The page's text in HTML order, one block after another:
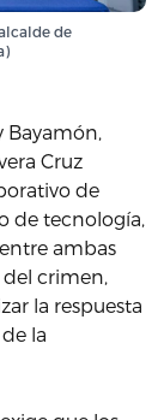
de
Bayamón,
Cruz
de
de tecnología,
ambas
crimen,
la respuesta
la